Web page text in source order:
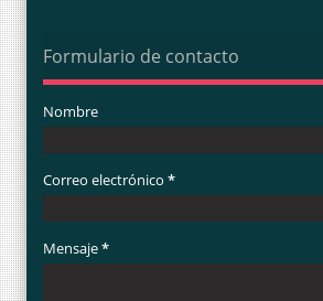
Formulario de contacto
Nombre
Correo electrónico *
Mensaje*